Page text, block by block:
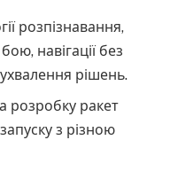
розпізнавання,
навігації без
рішень.
розробку ракет
з різною